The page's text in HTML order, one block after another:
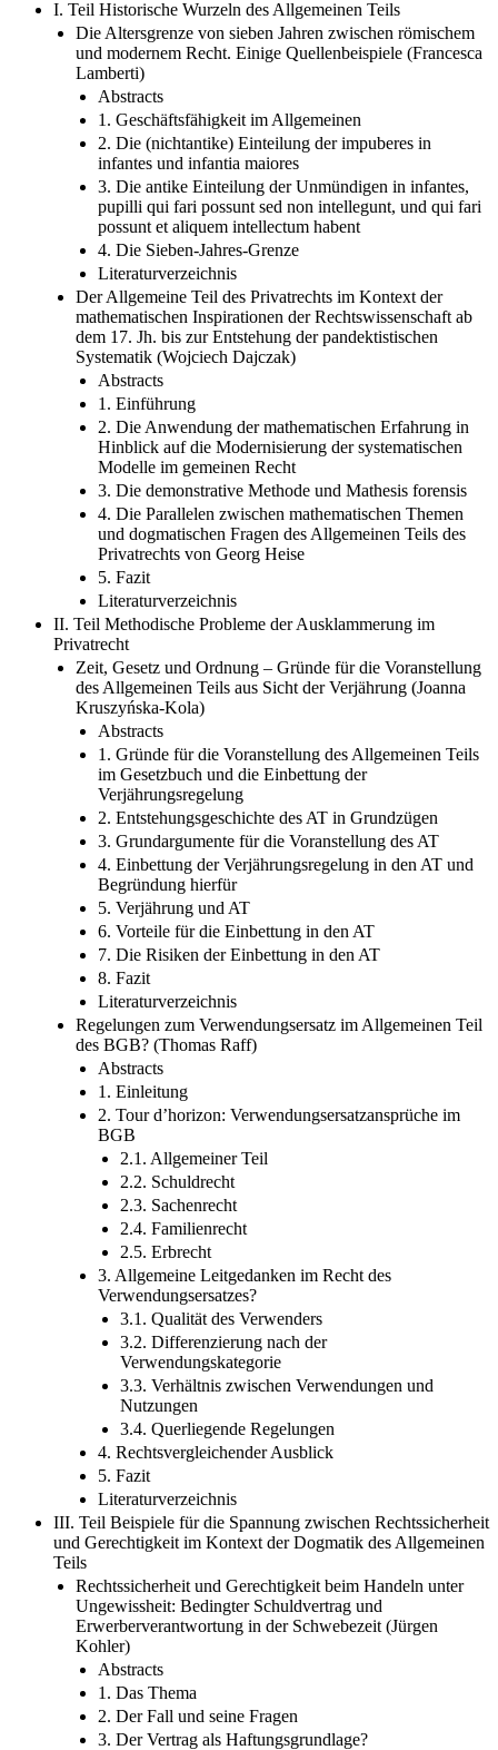
I. Teil Historische Wurzeln des Allgemeinen Teils
Die Altersgrenze von sieben Jahren zwischen römischem
und modernem Recht. Einige Quellenbeispiele (Francesca
Lamberti)
Abstracts
1. Geschäftsfähigkeit im Allgemeinen
2. Die (nichtantike) Einteilung der impuberes in
infantes und infantia maiores
3. Die antike Einteilung der Unmündigen in infantes,
pupilli qui fari possunt sed non intellegunt, und qui fari
possunt et aliquem intellectum habent
4. Die Sieben-Jahres-Grenze
Literaturverzeichnis
Der Allgemeine Teil des Privatrechts im Kontext der
mathematischen Inspirationen der Rechtswissenschaft ab
dem 17. Jh. bis zur Entstehung der pandektistischen
Systematik (Wojciech Dajczak)
Abstracts
1. Einführung
2. Die Anwendung der mathematischen Erfahrung in
Hinblick auf die Modernisierung der systematischen
Modelle im gemeinen Recht
3. Die demonstrative Methode und Mathesis forensis
4. Die Parallelen zwischen mathematischen Themen
und dogmatischen Fragen des Allgemeinen Teils des
Privatrechts von Georg Heise
5. Fazit
Literaturverzeichnis
II. Teil Methodische Probleme der Ausklammerung im
Privatrecht
Zeit, Gesetz und Ordnung – Gründe für die Voranstellung
des Allgemeinen Teils aus Sicht der Verjährung (Joanna
Kruszyńska-Kola)
Abstracts
1. Gründe für die Voranstellung des Allgemeinen Teils
im Gesetzbuch und die Einbettung der
Verjährungsregelung
2. Entstehungsgeschichte des AT in Grundzügen
3. Grundargumente für die Voranstellung des AT
4. Einbettung der Verjährungsregelung in den AT und
Begründung hierfür
5. Verjährung und AT
6. Vorteile für die Einbettung in den AT
7. Die Risiken der Einbettung in den AT
8. Fazit
Literaturverzeichnis
Regelungen zum Verwendungsersatz im Allgemeinen Teil
des BGB? (Thomas Raff)
Abstracts
1. Einleitung
2. Tour d’horizon: Verwendungsersatzansprüche im
BGB
2.1. Allgemeiner Teil
2.2. Schuldrecht
2.3. Sachenrecht
2.4. Familienrecht
2.5. Erbrecht
3. Allgemeine Leitgedanken im Recht des
Verwendungsersatzes?
3.1. Qualität des Verwenders
3.2. Differenzierung nach der
Verwendungskategorie
3.3. Verhältnis zwischen Verwendungen und
Nutzungen
3.4. Querliegende Regelungen
4. Rechtsvergleichender Ausblick
5. Fazit
Literaturverzeichnis
III. Teil Beispiele für die Spannung zwischen Rechtssicherheit
und Gerechtigkeit im Kontext der Dogmatik des Allgemeinen
Teils
Rechtssicherheit und Gerechtigkeit beim Handeln unter
Ungewissheit: Bedingter Schuldvertrag und
Erwerberverantwortung in der Schwebezeit (Jürgen
Kohler)
Abstracts
1. Das Thema
2. Der Fall und seine Fragen
3. Der Vertrag als Haftungsgrundlage?